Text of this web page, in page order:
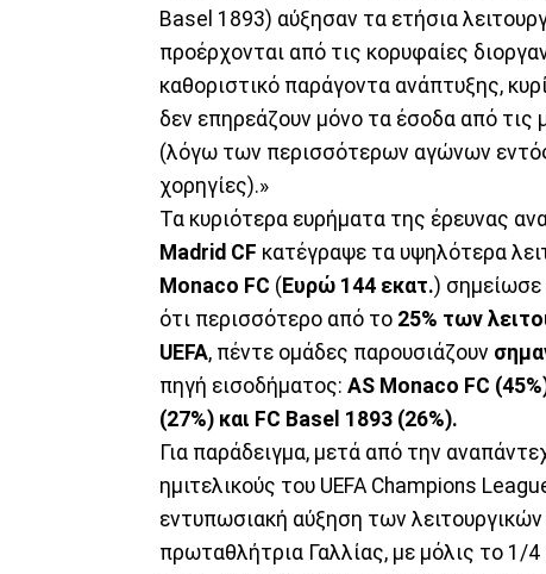
Basel 1893) αύξησαν τα ετήσια
προέρχονται από τις κορυφαίες
καθοριστικό παράγοντα ανάπτυξης,
δεν επηρεάζουν μόνο τα έσοδα από τις
(λόγω των περισσότερων αγώνων
χορηγίες).»
Τα κυριότερα ευρήματα της έρευνας
Madrid CF κατέγραψε τα υψηλότερα
Monaco FC ( Ευρώ 144 εκατ.) σημείωσε
ότι περισσότερο από το 25% των
UEFA, πέντε ομάδες παρουσιάζουν
πηγή εισοδήματος: AS Monaco FC
(27%) και FC Basel 1893 (26%).
Για παράδειγμα, μετά από την
ημιτελικούς του UEFA Champions
εντυπωσιακή αύξηση των
πρωταθλήτρια Γαλλίας, με μόλις το 1/